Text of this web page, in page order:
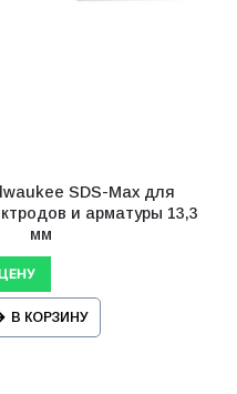
SDS-Max для
и арматуры 13,3
мм
В КОРЗИНУ